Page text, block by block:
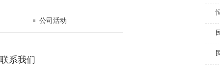
公司活动
联系我们